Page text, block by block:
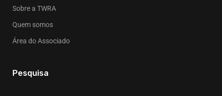
Sobre a TWRA
Quem somos
Área do Associado
Pesquisa